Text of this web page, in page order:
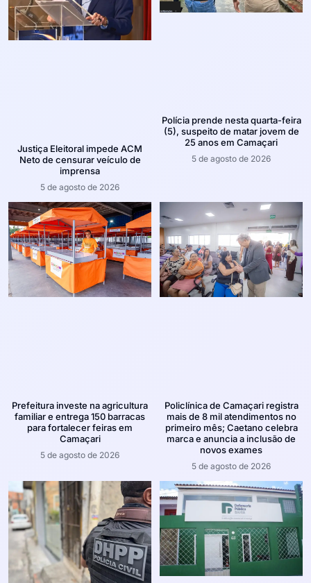
Justiça Eleitoral impede ACM
Neto de censurar veículo de
imprensa
5 de agosto de 2026
Polícia prende nesta quarta-feira
(5), suspeito de matar jovem de
25 anos em Camaçari
5 de agosto de 2026
Prefeitura investe na agricultura
familiar e entrega 150 barracas
para fortalecer feiras em
Camaçari
5 de agosto de 2026
Policlínica de Camaçari registra
mais de 8 mil atendimentos no
primeiro mês; Caetano celebra
marca e anuncia a inclusão de
novos exames
5 de agosto de 2026